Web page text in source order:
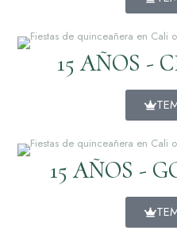
15 AÑOS -
15 AÑOS -